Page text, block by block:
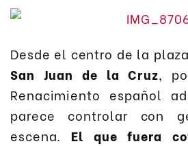
Desde el centro de la
San Juan de la Cruz,
Renacimiento español
parece controlar con
escena. El que fuera